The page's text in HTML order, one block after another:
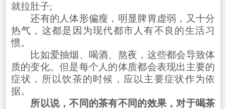
就拉肚子;
还有的人体形偏瘦，明显脾胃虚弱，又十分
热气，这都是因为现代都市人有不良的生活习
惯。
比如爱抽烟、喝酒、熬夜，这些都会导致体
质的变化。但是每个人的体质都会表现出主要的
症状，所以饮茶的时候，应以主要症状作为依
据。
所以说，不同的茶有不同的效果，对于喝茶